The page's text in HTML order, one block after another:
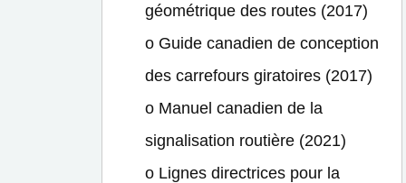
géométrique des routes (2017)
o Guide canadien de conception
des carrefours giratoires (2017)
o Manuel canadien de la
signalisation routière (2021)
o Lignes directrices pour la